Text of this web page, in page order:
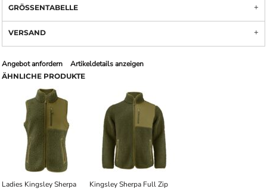
GRÖSSENTABELLE
VERSAND
Angebot anfordern Artikeldetails anzeigen
ÄHNLICHE PRODUKTE
Ladies Kingsley Sherpa
Kingsley Sherpa Full Zip